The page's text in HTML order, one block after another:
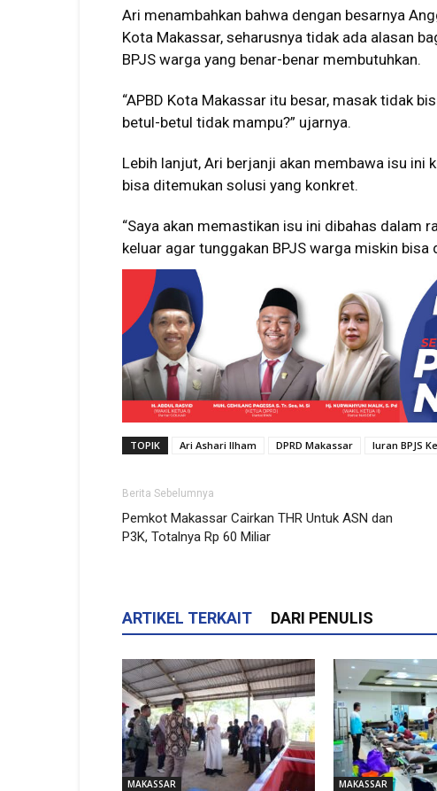
Ari menambahkan bahwa dengan besarnya
Kota Makassar, seharusnya tidak ada alasan
BPJS warga yang benar-benar membutuhkan.
“APBD Kota Makassar itu besar, masak tidak
betul-betul tidak mampu?” ujarnya.
Lebih lanjut, Ari berjanji akan membawa isu ini
bisa ditemukan solusi yang konkret.
“Saya akan memastikan isu ini dibahas dalam
keluar agar tunggakan BPJS warga miskin bisa
TOPIK Ari Ashari Ilham DPRD Makassar Iuran BPJS
Berita Sebelumnya
Pemkot Makassar Cairkan THR Untuk ASN dan
P3K, Totalnya Rp 60 Miliar
ARTIKEL TERKAIT DARI PENULIS
MAKASSAR MAKASSAR